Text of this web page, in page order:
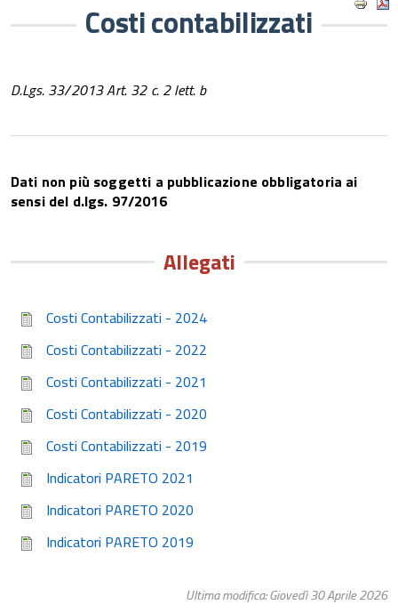
Costi contabilizzati
D.Lgs. 33/2013 Art. 32 c. 2 lett. b
Dati non più soggetti a pubblicazione obbligatoria ai
sensi del d.lgs. 97/2016
Allegati
Costi Contabilizzati - 2024
Costi Contabilizzati - 2022
Costi Contabilizzati - 2021
Costi Contabilizzati - 2020
Costi Contabilizzati - 2019
Indicatori PARETO 2021
Indicatori PARETO 2020
Indicatori PARETO 2019
Ultima modifica: Giovedì 30 Aprile 2026